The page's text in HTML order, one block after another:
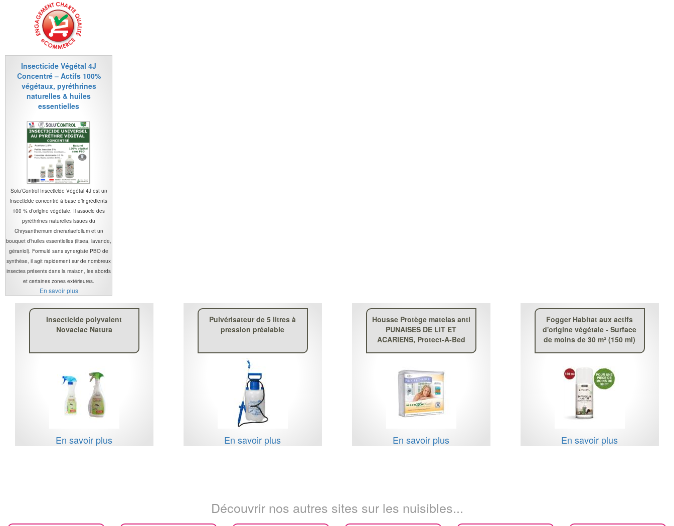
Insecticide Végétal 4J
Concentré – Actifs 100%
végétaux, pyréthrines
naturelles & huiles
essentielles
Solu’Control Insecticide Végétal 4J est un
insecticide concentré à base d’ingrédients
100 % d’origine végétale. Il associe des
pyréthrines naturelles issues du
Chrysanthemum cinerariaefolium et un
bouquet d’huiles essentielles (litsea, lavande,
géraniol). Formulé sans synergiste PBO de
synthèse, il agit rapidement sur de nombreux
insectes présents dans la maison, les abords
et certaines zones extérieures.
En savoir plus
Insecticide polyvalent
Novaclac Natura
En savoir plus
Pulvérisateur de 5 litres à
pression préalable
En savoir plus
Housse Protège matelas anti
PUNAISES DE LIT ET
ACARIENS, Protect-A-Bed
En savoir plus
Fogger Habitat aux actifs
d'origine végétale - Surface
de moins de 30 m² (150 ml)
En savoir plus
Découvrir nos autres sites sur les nuisibles...